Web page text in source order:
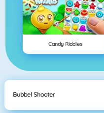
Candy Riddles
Bubbel Shooter